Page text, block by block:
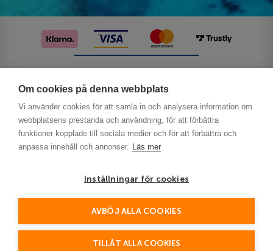
Om cookies på denna webbplats
Vi använder cookies för att samla in och analysera information om
webbplatsens prestanda och användning, för att förbättra
funktioner kopplade till sociala medier och för att förbättra och
anpassa innehåll och annonser. Läs mer
Inställningar för cookies
AVBÖJ ALLA COOKIES
TILLÅT ALLA COOKIES
This site is protected by reCAPTCHA and the Google
Policy and Terms of Service apply.